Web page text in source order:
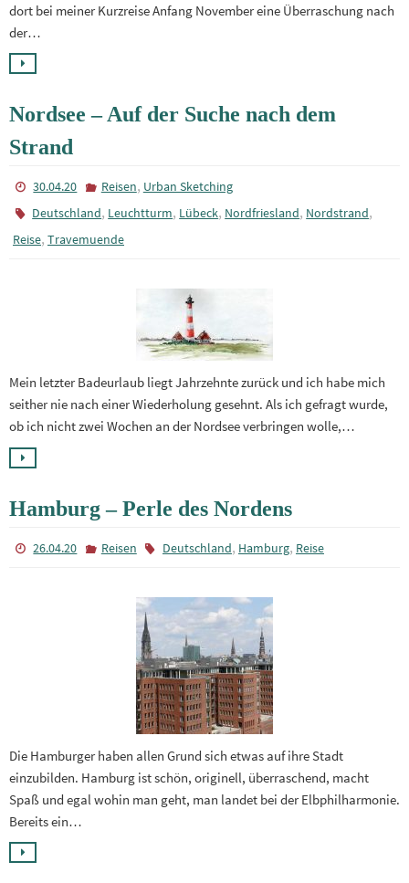
dort bei meiner Kurzreise Anfang November eine Überraschung nach
der…
Nordsee – Auf der Suche nach dem
Strand
30.04.20 Reisen, Urban Sketching
Deutschland, Leuchtturm, Lübeck, Nordfriesland, Nordstrand,
Reise, Travemuende
Mein letzter Badeurlaub liegt Jahrzehnte zurück und ich habe mich
seither nie nach einer Wiederholung gesehnt. Als ich gefragt wurde,
ob ich nicht zwei Wochen an der Nordsee verbringen wolle,…
Hamburg – Perle des Nordens
26.04.20 Reisen Deutschland, Hamburg, Reise
Die Hamburger haben allen Grund sich etwas auf ihre Stadt
einzubilden. Hamburg ist schön, originell, überraschend, macht
Spaß und egal wohin man geht, man landet bei der Elbphilharmonie.
Bereits ein…